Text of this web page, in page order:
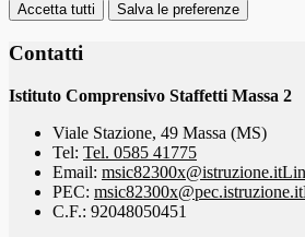
Accetta tutti Salva le preferenze
Contatti
Istituto Comprensivo Staffetti Massa 2
Viale Stazione, 49 Massa (MS)
Tel: Tel. 0585 41775
Email: msic82300x@istruzione.it
PEC: msic82300x@pec.istruzione.it
C.F.: 92048050451